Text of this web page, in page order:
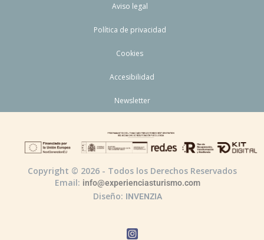
Aviso legal
Política de privacidad
Cookies
Accesibilidad
Newsletter
Copyright © 2026 - Todos los Derechos Reservados
Email: info@experienciasturismo.com
Diseño: INVENZIA